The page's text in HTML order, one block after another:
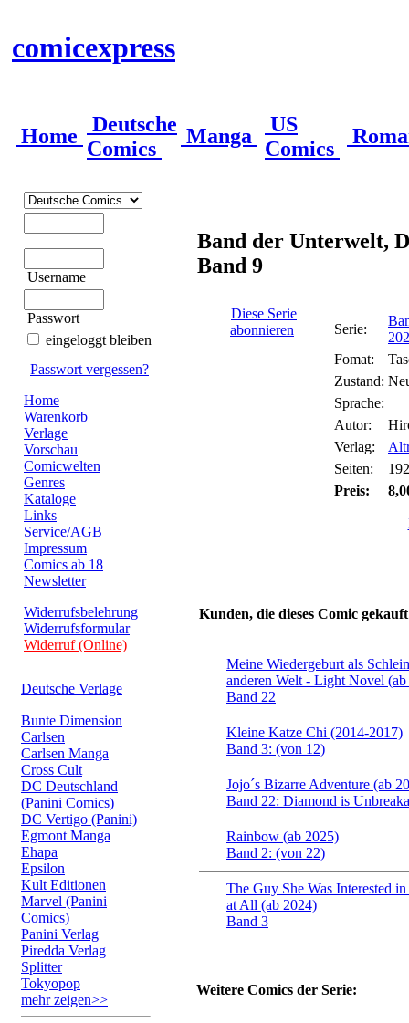
comicexpress
Home
Deutsche
Comics
Manga
US
Comics
Username
Passwort
eingeloggt bleiben
Passwort vergessen?
Home
Warenkorb
Verlage
Vorschau
Comicwelten
Genres
Kataloge
Links
Service/AGB
Impressum
Comics ab 18
Newsletter
Widerrufsbelehrung
Widerrufsformular
Widerruf (Online)
Deutsche Verlage
Bunte Dimension
Carlsen
Carlsen Manga
Cross Cult
DC Deutschland
(Panini Comics)
DC Vertigo (Panini)
Egmont Manga
Ehapa
Epsilon
Kult Editionen
Marvel (Panini
Comics)
Panini Verlag
Piredda Verlag
Splitter
Tokyopop
mehr zeigen>>
Band der Unterwelt,
Band 9
Diese Serie
abonnieren
Serie:
Fomat:
Zustand:
Sprache:
Autor:
Verlag:
Seiten:
192
Preis:
Kunden, die dieses Comic
Meine Wiedergeburt als
anderen Welt - Light Novel
Band 22
Kleine Katze Chi (2014-2017)
Band 3: (von 12)
Jojo´s Bizarre Adventure (ab
Band 22: Diamond is
Rainbow (ab 2025)
Band 2: (von 22)
The Guy She Was Interested
at All (ab 2024)
Band 3
Weitere Comics der Serie: